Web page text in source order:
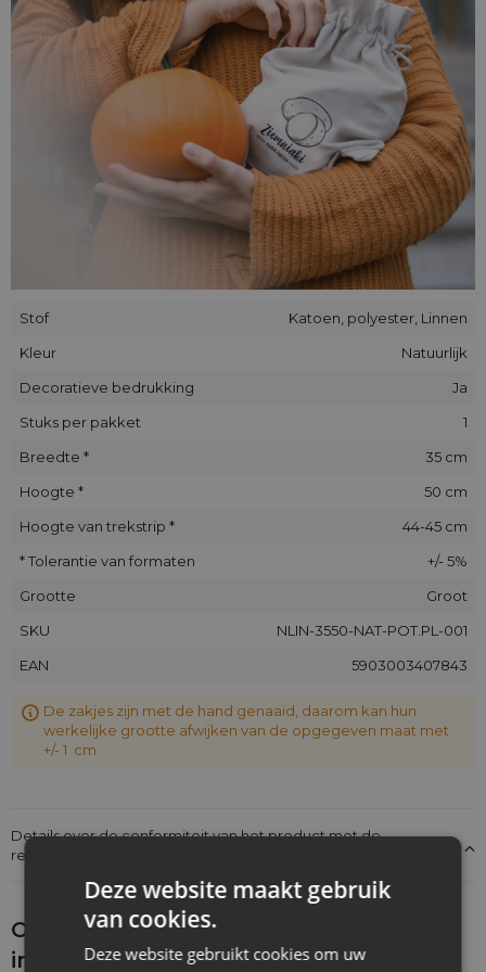
Alle onze zakjes zijn handgemaakt. De plaatsing van de
decoratieve applique/print in individuele stukken kan
enigszins afwijken van de op de foto's getoonde plaats.
Stof
Katoen, polyester, Linnen
Kleur
Natuurlijk
Decoratieve bedrukking
Ja
Stuks per pakket
1
Breedte *
35 cm
Hoogte *
50 cm
Hoogte van trekstrip *
44-45 cm
* Tolerantie van formaten
+/- 5%
Grootte
Groot
SKU
NLIN-3550-NAT-POT.PL-001
EAN
5903003407843
De zakjes zijn met de hand genaaid, daarom kan hun
werkelijke grootte afwijken van de opgegeven maat met
+/- 1 cm
Details over de conformiteit van het product met de
regelgeving: Productverantwoordelijkheid
Ontdek wat je nog meer zou kunnen
interesseren
Deze website maakt gebruik
van cookies.
Deze website gebruikt cookies om uw